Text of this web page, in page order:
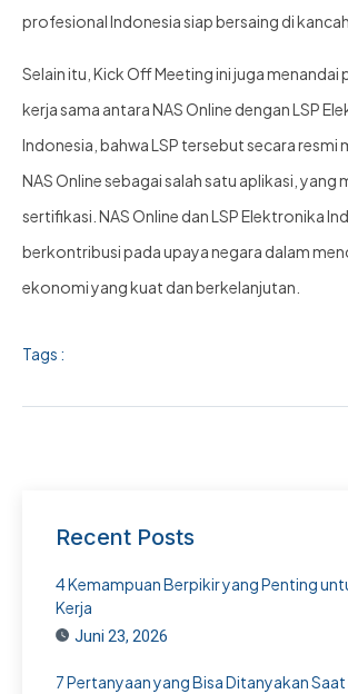
profesional Indonesia siap bersaing di
Selain itu, Kick Off Meeting ini juga
kerja sama antara NAS Online dengan LSP
Indonesia, bahwa LSP tersebut secara resmi
NAS Online sebagai salah satu aplikasi, yang
sertifikasi. NAS Online dan LSP Elektronika
berkontribusi pada upaya negara dalam
ekonomi yang kuat dan berkelanjutan.
Tags :
Recent Posts
4 Kemampuan Berpikir yang Penting
Kerja
Juni 23, 2026
7 Pertanyaan yang Bisa Ditanyakan